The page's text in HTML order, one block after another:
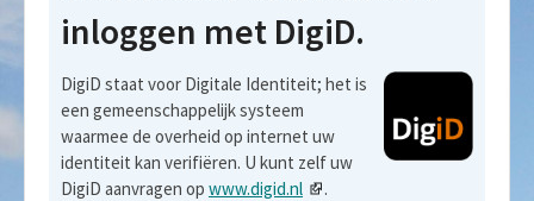
inloggen met DigiD.
DigiD staat voor Digitale Identiteit; het is
een gemeenschappelijk systeem
waarmee de overheid op internet uw
identiteit kan verifiëren. U kunt zelf uw
DigiD aanvragen op www.digid.nl .